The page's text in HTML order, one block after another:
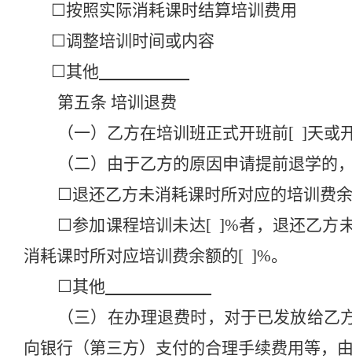
☐按照实际消耗课时结算培训费用
☐调整培训时间或内容
☐其他
第五条 培训退费
（一）乙方在培训班正式开班前[ ]天或
（二）由于乙方的原因申请提前退学
☐退还乙方未消耗课时所对应的培训费
☐参加课程培训未达[ ]%者，退还乙方
消耗课时所对应培训费余额的[ ]%。
☐其他
（三）在办理退费时，对于已发放给
向银行（第三方）支付的合理手续费用等，